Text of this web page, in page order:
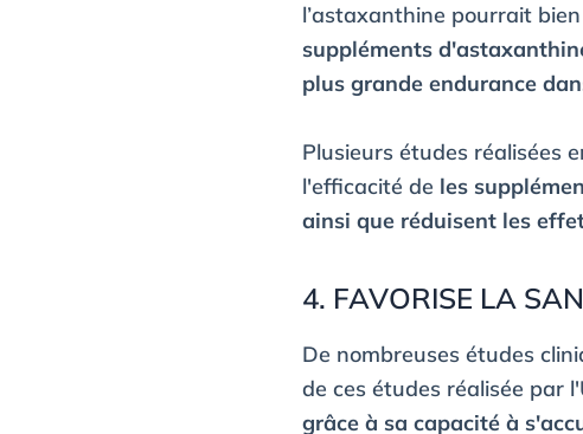
l’astaxanthine pourrait
suppléments
plus grande endurance
Plusieurs études réalisées
l'efficacité de les
ainsi que réduisent les
4. FAVORISE LA
De nombreuses études
de ces études réalisée par
grâce à sa capacité à